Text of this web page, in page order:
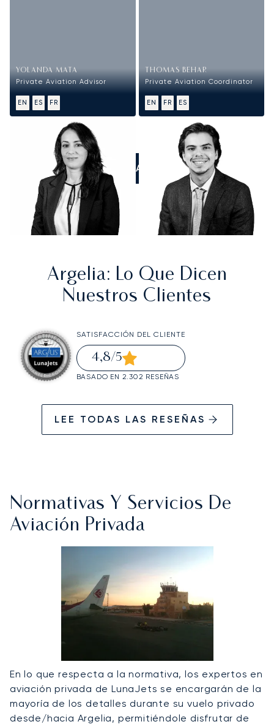
YOLANDA MATA
Private Aviation Advisor
EN ES FR
THOMAS BEHAR
Private Aviation Coordinator
EN FR ES
LLÁMANOS
Argelia: Lo Que Dicen
Nuestros Clientes
SATISFACCIÓN DEL CLIENTE
4,8/5
BASADO EN 2.302 RESEÑAS
LEE TODAS LAS RESEÑAS
Normativas Y Servicios De
Aviación Privada
En lo que respecta a la normativa, los expertos en
aviación privada de LunaJets se encargarán de la
mayoría de los detalles durante su vuelo privado
desde/hacia Argelia, permitiéndole disfrutar de